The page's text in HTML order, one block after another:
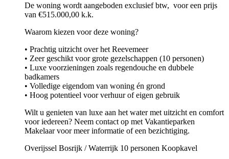
De woning wordt aangeboden exclusief btw, voor een prijs
van €515.000,00 k.k.
Waarom kiezen voor deze woning?
• Prachtig uitzicht over het Reevemeer
• Zeer geschikt voor grote gezelschappen (10 personen)
• Luxe voorzieningen zoals regendouche en dubbele
badkamers
• Volledige eigendom van woning én grond
• Hoog potentieel voor verhuur of eigen gebruik
Wilt u genieten van luxe aan het water met uitzicht en comfort
voor iedereen? Neem contact op met Vakantieparken
Makelaar voor meer informatie of een bezichtiging.
Overijssel Bosrijk / Waterrijk 10 personen Koopkavel